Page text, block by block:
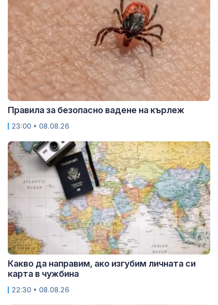
Правила за безопасно вадене на кърлеж
23:00 • 08.08.26
Какво да направим, ако изгубим личната си
карта в чужбина
22:30 • 08.08.26